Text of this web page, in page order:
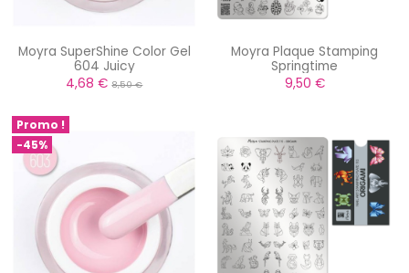
Moyra SuperShine Color Gel
604 Juicy
4,68 €8,50 €
Moyra Plaque Stamping
Springtime
9,50 €
Promo !
-45%